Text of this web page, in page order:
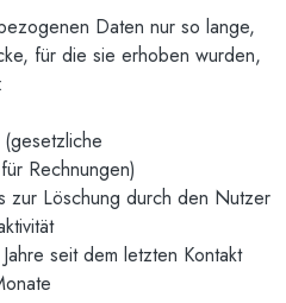
Daten nur so lange,
für die sie erhoben wurden,
Rechnungen)
zur Löschung durch den Nutzer
seit dem letzten Kontakt